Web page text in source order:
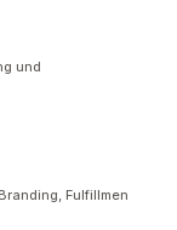
und
Fulfillmen